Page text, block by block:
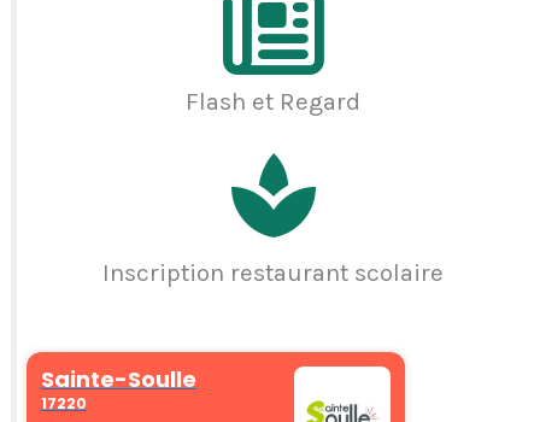
Flash et Regard
Inscription restaurant scolaire